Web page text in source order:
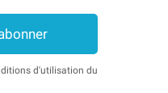
d'utilisation du